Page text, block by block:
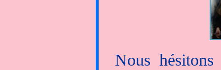
Nous
Aujourd'hui
petits rongeurs.